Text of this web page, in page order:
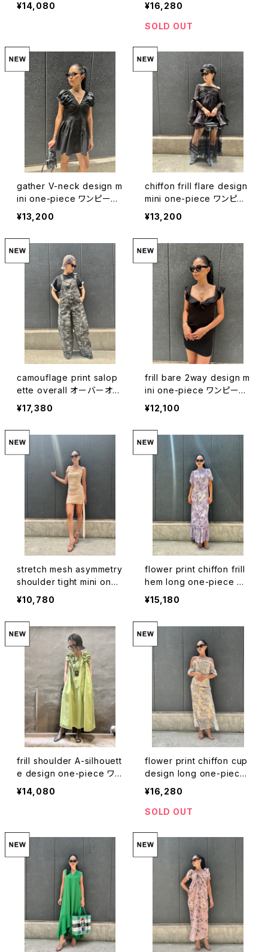
¥14,080
ンピ チュール フリル レース
ストレッチ
¥16,280
SOLD OUT
gather V-neck design m
ini one-piece ワンピース
ミニワンピ ギャザー Vネッ
ク ブラック 黒
¥13,200
chiffon frill flare design
mini one-piece ワンピー
ス ミニワンピ ドレス シフォ
ン フレア リボン
¥13,200
camouflage print salop
ette overall オーバーオー
ル サロペット カモフラージ
ュ 迷彩
¥17,380
frill bare 2way design m
ini one-piece ワンピース
ミニワンピ ドレス フリル ブ
ラック 黒
¥12,100
stretch mesh asymmetry
shoulder tight mini one-
piece ワンピース ワンピ ド
レス ストレッチ メッシュ ア
シンメトリー ストーン リボ
ン
¥10,780
flower print chiffon frill
hem long one-piece ワ
ンピース ロングワンピ 花柄
シフォン フリル 半袖
¥15,180
frill shoulder A-silhouett
e design one-piece ワン
ピース ロングワンピ Aライ
ン フリル
¥14,080
flower print chiffon cup
design long one-piece
ワンピース ロングワンピ 花
柄 シフォン キャミワンピ フ
リル カップ
¥16,280
SOLD OUT